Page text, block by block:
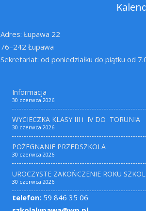
Adres: Łupawa 22
76–242 Łupawa
Sekretariat: od poniedziałku do piątku od
Informacja
30 czerwca 2026
WYCIECZKA KLASY III i IV DO TORUNIA
30 czerwca 2026
POŻEGNANIE PRZEDSZKOLA
30 czerwca 2026
UROCZYSTE ZAKOŃCZENIE ROKU
30 czerwca 2026
telefon: 59 846 35 06